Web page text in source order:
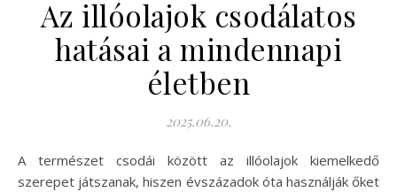
Az illóolajok csodálatos
hatásai a mindennapi
életben
2025.06.20.
A természet csodái között az illóolajok kiemelkedő
szerepet játszanak, hiszen évszázadok óta használják őket